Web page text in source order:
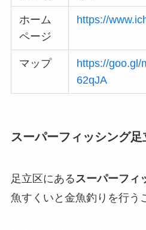
ホーム
ページ
https://
マップ
https://goo.gl/
62qJA
スーパーフィッシング足
足立区にある スーパーフィ
魚すくいと金魚釣りを行う